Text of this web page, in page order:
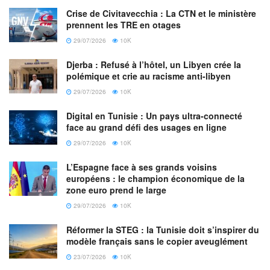
Quant aux passagers au départ des destinations de
l’Afrique, la Turquie et la Russie, le tarif proposé est de 240
euros TTC (aller-retour) pour tout passager voyageant en
compagnie de deux membres de sa famille ou plus ; et à
300 euros TTC pour tout passager voyageant seul ou en
compagnie d’un membre de la famille.
Les vols (aller-retour) en provenance de la Tunisie seront
mis en vente à 120 euros pour tout passager voyageant en
compagnie de deux autres membres de sa famille ou plus ;
et à 150 euros TTC pour tout passager voyageant seul ou
en compagnie d’un membre de la famille.
Quant au passager des vols en provenance de l’Égypte, le
compagnie de deux autres membres de sa famille et plus ;
et 200 euros TTC quand il est seul ou en compagnie d’un
Crise de Civitavecchia : La CTN et le ministère
prennent les TRE en otages
29/07/2026 10K
Djerba : Refusé à l’hôtel, un Libyen crée la
polémique et crie au racisme anti-libyen
29/07/2026 10K
Digital en Tunisie : Un pays ultra-connecté
face au grand défi des usages en ligne
29/07/2026 10K
L’Espagne face à ses grands voisins
européens : le champion économique de la
zone euro prend le large
29/07/2026 10K
Réformer la STEG : la Tunisie doit s’inspirer du
modèle français sans le copier aveuglément
23/07/2026 10K